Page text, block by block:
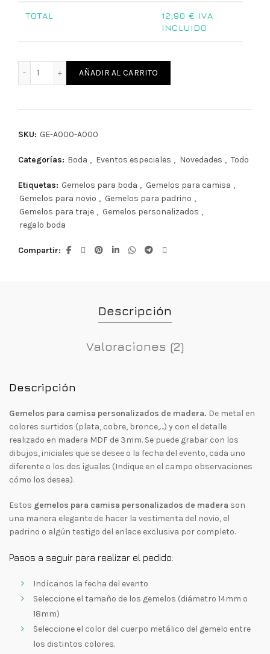
TOTAL 12,90 € IVA
INCLUIDO
Gemelos para camisa personalizados de madera cantidad
AÑADIR AL CARRITO
SKU: GE-A000-A000
Categorías: Boda , Eventos especiales , Novedades , Todo
Etiquetas: Gemelos para boda , Gemelos para camisa ,
Gemelos para novio , Gemelos para padrino ,
Gemelos para traje , Gemelos personalizados ,
regalo boda
Compartir
Descripción
Valoraciones (2)
Descripción
Gemelos para camisa personalizados de madera. De metal en
colores surtidos (plata, cobre, bronce,…) y con el detalle
realizado en madera MDF de 3mm. Se puede grabar con los
dibujos, iniciales que se desee o la fecha del evento, cada uno
diferente o los dos iguales (Indique en el campo observaciones
cómo los desea).
Estos gemelos para camisa personalizados de madera son
una manera elegante de hacer la vestimenta del novio, el
padrino o algún testigo del enlace exclusiva por completo.
Pasos a seguir para realizar el pedido:
Indícanos la fecha del evento
Seleccione el tamaño de los gemelos (diámetro 14mm o
18mm)
Seleccione el color del cuerpo metálico del gemelo entre
los distintos colores.